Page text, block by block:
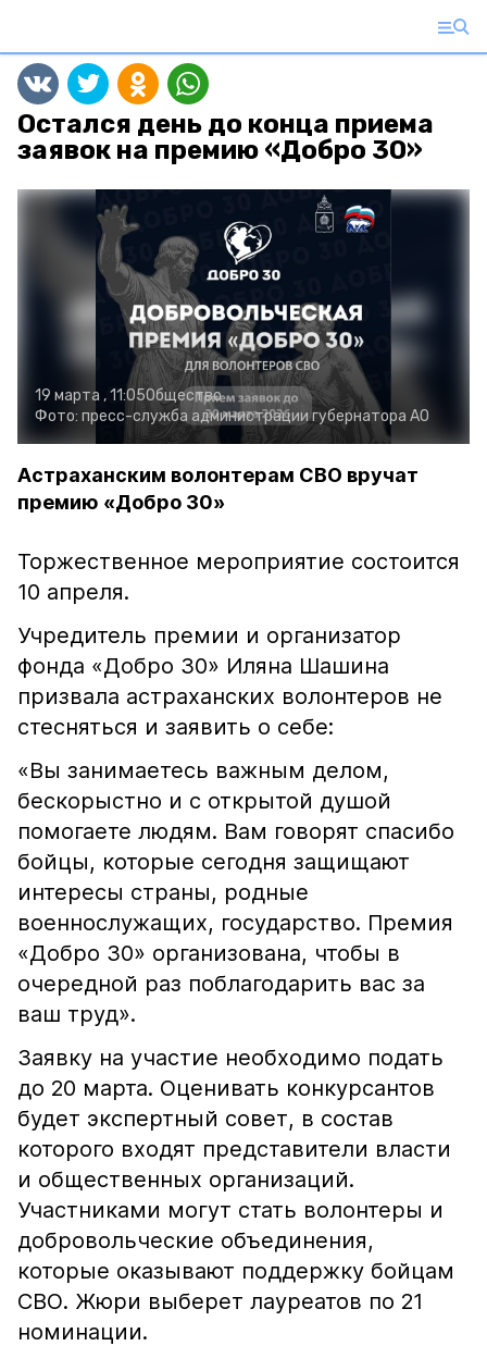
Остался день до конца приема
заявок на премию «Добро 30»
19 марта , 11:05Общество
Фото: пресс-служба администрации губернатора АО
Астраханским волонтерам СВО вручат
премию «Добро 30»
Торжественное мероприятие состоится
10 апреля.
Учредитель премии и организатор
фонда «Добро 30» Иляна Шашина
призвала астраханских волонтеров не
стесняться и заявить о себе:
«Вы занимаетесь важным делом,
бескорыстно и с открытой душой
помогаете людям. Вам говорят спасибо
бойцы, которые сегодня защищают
интересы страны, родные
военнослужащих, государство. Премия
«Добро 30» организована, чтобы в
очередной раз поблагодарить вас за
ваш труд».
Заявку на участие необходимо подать
до 20 марта. Оценивать конкурсантов
будет экспертный совет, в состав
которого входят представители власти
и общественных организаций.
Участниками могут стать волонтеры и
добровольческие объединения,
которые оказывают поддержку бойцам
СВО. Жюри выберет лауреатов по 21
номинации.